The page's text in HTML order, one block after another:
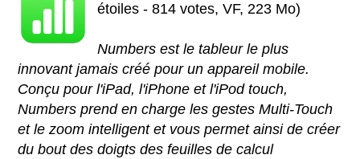
étoiles - 814 votes, VF, 223 Mo)
Numbers est le tableur le plus
innovant jamais créé pour un appareil mobile.
Conçu pour l'iPad, l'iPhone et l'iPod touch,
Numbers prend en charge les gestes Multi-Touch
et le zoom intelligent et vous permet ainsi de créer
du bout des doigts des feuilles de calcul